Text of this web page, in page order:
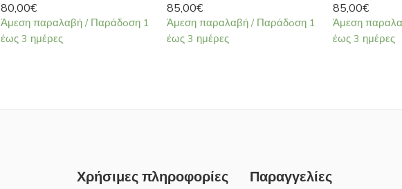
80,00€
Άμεση παραλαβή / Παράδoση 1
έως 3 ημέρες
85,00€
Άμεση παραλαβή / Παράδoση 1
έως 3 ημέρες
85,00€
Άμεση
έως 3 ημέρες
Χρήσιμες πληροφορίες Παραγγελίες